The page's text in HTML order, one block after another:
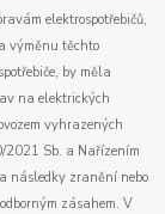
elektrospotřebičů,
výměnu těchto
by měla
na elektrických
vyhrazených
2021 Sb. a Nařízením
následky zranění nebo
zásahem. V